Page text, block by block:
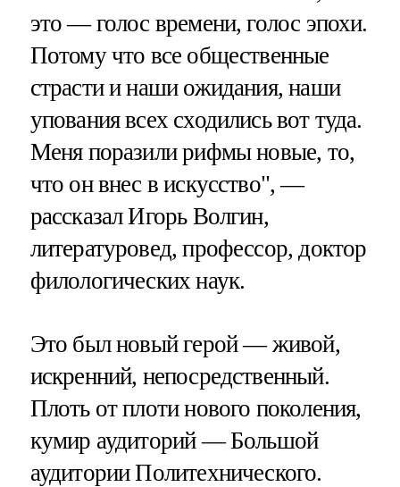
это — голос времени, голос эпохи.
Потому что все общественные
страсти и наши ожидания, наши
упования всех сходились вот туда.
Меня поразили рифмы новые, то,
что он внес в искусство", —
рассказал Игорь Волгин,
литературовед, профессор, доктор
филологических наук.
Это был новый герой — живой,
искренний, непосредственный.
Плоть от плоти нового поколения,
кумир аудиторий — Большой
аудитории Политехнического.